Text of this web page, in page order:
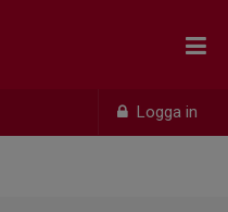
Logga in